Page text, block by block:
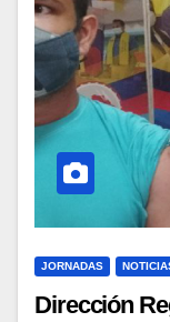
JORNADAS
Dirección